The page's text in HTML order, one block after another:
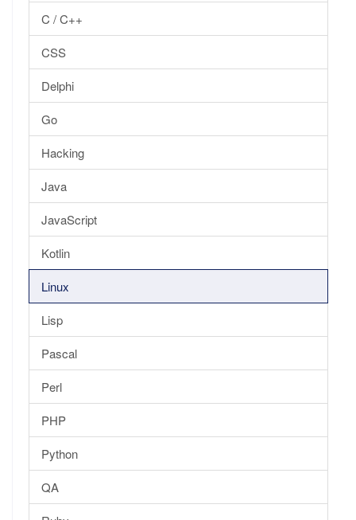
C / C++
CSS
Delphi
Go
Hacking
Java
JavaScript
Kotlin
Linux
Lisp
Pascal
Perl
PHP
Python
QA